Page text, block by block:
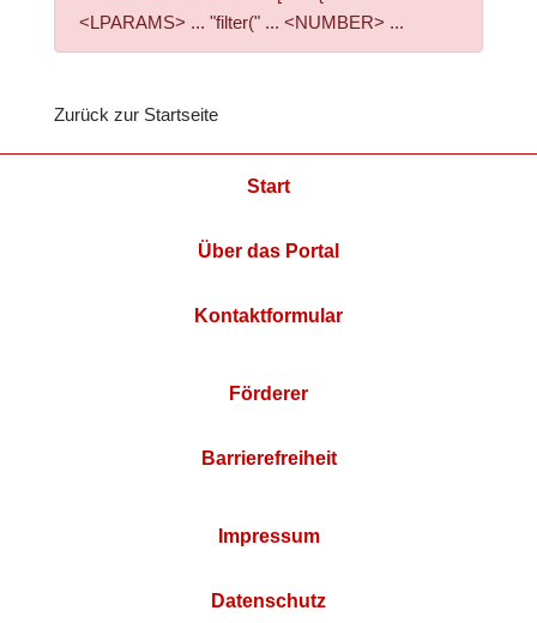
<LPARAMS> ... "filter(" ... <NUMBER> ...
Zurück zur Startseite
Start
Über das Portal
Kontaktformular
Förderer
Barrierefreiheit
Impressum
Datenschutz